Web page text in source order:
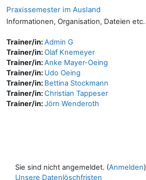
Praxissemester im Ausland
Informationen, Organisation, Dateien etc.
Trainer/in:Admin G
Trainer/in:Olaf Knemeyer
Trainer/in:Anke Mayer-Oeing
Trainer/in: Udo Oeing
Trainer/in: Bettina Stockmann
Trainer/in:Christian Tappeser
Trainer/in:Jörn Wenderoth
Sie sind nicht angemeldet. (Anmelden)
Unsere Datenlöschfristen